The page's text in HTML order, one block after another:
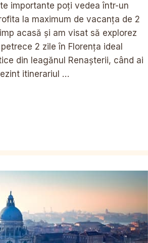
importante poți vedea într-un
la maximum de vacanța de 2
acasă și am visat să explorez
2 zile în Florența ideal
din leagănul Renașterii, când ai
itinerariul …